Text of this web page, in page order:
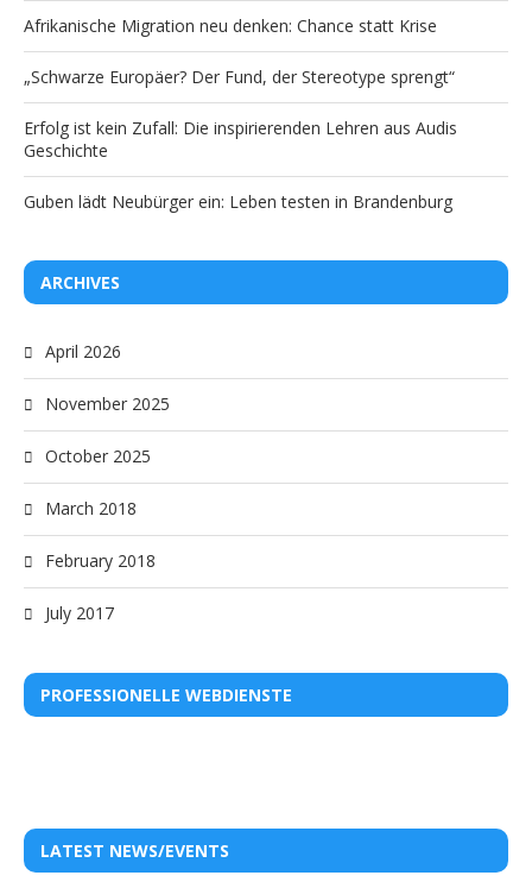
Afrikanische Migration neu denken: Chance statt Krise
„Schwarze Europäer? Der Fund, der Stereotype sprengt“
Erfolg ist kein Zufall: Die inspirierenden Lehren aus Audis
Geschichte
Guben lädt Neubürger ein: Leben testen in Brandenburg
ARCHIVES
April 2026
November 2025
October 2025
March 2018
February 2018
July 2017
PROFESSIONELLE WEBDIENSTE
LATEST NEWS/EVENTS